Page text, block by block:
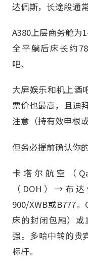
达佩斯，长途段通
A380上层商务舱为
全平躺后床长约
吧、
大屏娱乐和机上酒
票价也最高，且迪
注意（持有效申根
但务必提前确认你
卡塔尔航空（
（DOH）→布
900/XWB或B777
床的封闭包厢）
强。多哈中转的贵
标杆。